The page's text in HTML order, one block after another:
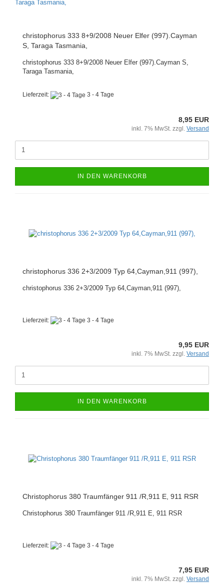
christophorus 333 8+9/2008 Neuer Elfer (997).Cayman
S, Taraga Tasmania,
christophorus 333 8+9/2008 Neuer Elfer (997).Cayman S,
Taraga Tasmania,
Lieferzeit: 3 - 4 Tage
8,95 EUR
inkl. 7% MwSt. zzgl. Versand
IN DEN WARENKORB
christophorus 336 2+3/2009 Typ 64,Cayman,911 (997),
christophorus 336 2+3/2009 Typ 64,Cayman,911 (997),
Lieferzeit: 3 - 4 Tage
9,95 EUR
inkl. 7% MwSt. zzgl. Versand
IN DEN WARENKORB
Christophorus 380 Traumfänger 911 /R,911 E, 911 RSR
Christophorus 380 Traumfänger 911 /R,911 E, 911 RSR
Lieferzeit: 3 - 4 Tage
7,95 EUR
inkl. 7% MwSt. zzgl. Versand